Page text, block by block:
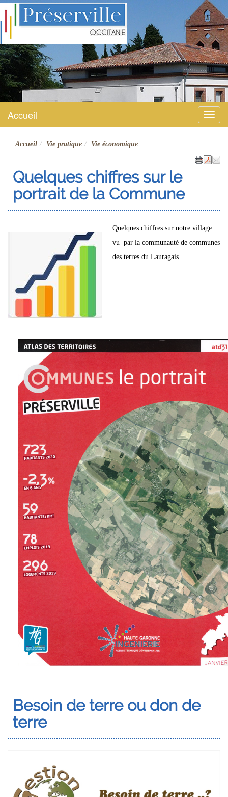
Préserville
Site officiel
Menu
Accueil
Accueil Vie pratique Vie économique
Quelques chiffres sur le
portrait de la Commune
Quelques chiffres sur notre village
vu par la communauté de communes
des terres du Lauragais.
Besoin de terre ou don de
terre